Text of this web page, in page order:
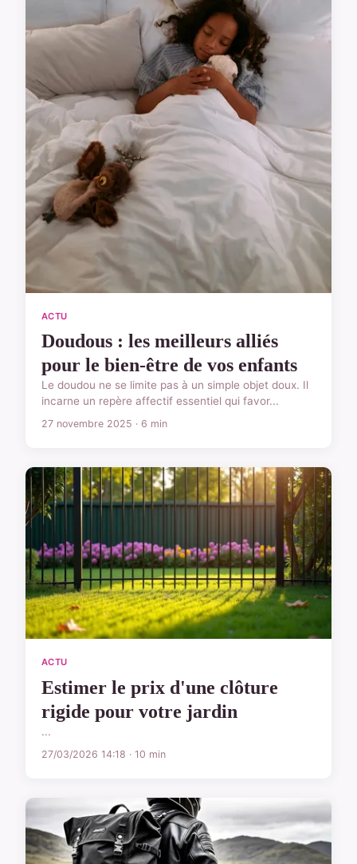
ACTU
Doudous : les meilleurs alliés
pour le bien-être de vos enfants
Le doudou ne se limite pas à un simple objet doux. Il
incarne un repère affectif essentiel qui favor...
27 novembre 2025 · 6 min
ACTU
Estimer le prix d'une clôture
rigide pour votre jardin
...
27/03/2026 14:18 · 10 min